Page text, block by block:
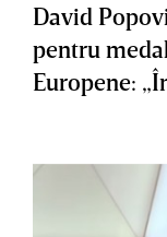
David
pentru
Europene: